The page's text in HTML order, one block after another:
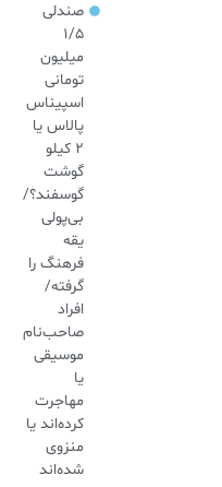
صندلی
۱/۵
میلیون
تومانی
اسپیناس
پالاس یا
۲ کیلو
گوشت
گوسفند؟/
بی‌پولی
یقه
فرهنگ را
گرفته/
افراد
صاحب‌نام
موسیقی
یا
مهاجرت
کرده‌اند یا
منزوی
شده‌اند